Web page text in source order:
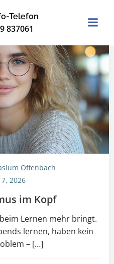
Inhalt
springen
Telefon
837061
Offenbach
2026
im Kopf
Lernen mehr bringt.
lernen, haben kein
– […]